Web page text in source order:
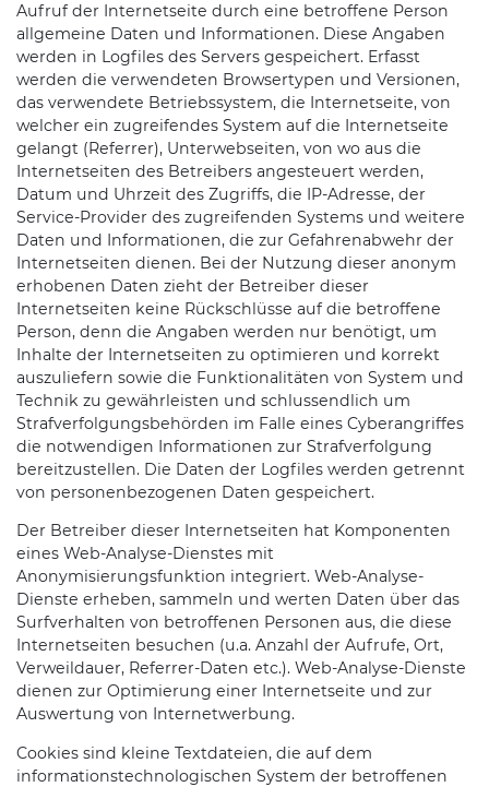
Aufruf der Internetseite durch eine betroffene Person
allgemeine Daten und Informationen. Diese Angaben
werden in Logfiles des Servers gespeichert. Erfasst
werden die verwendeten Browsertypen und Versionen,
das verwendete Betriebssystem, die Internetseite, von
welcher ein zugreifendes System auf die Internetseite
gelangt (Referrer), Unterwebseiten, von wo aus die
Internetseiten des Betreibers angesteuert werden,
Datum und Uhrzeit des Zugriffs, die IP-Adresse, der
Service-Provider des zugreifenden Systems und weitere
Daten und Informationen, die zur Gefahrenabwehr der
Internetseiten dienen. Bei der Nutzung dieser anonym
erhobenen Daten zieht der Betreiber dieser
Internetseiten keine Rückschlüsse auf die betroffene
Person, denn die Angaben werden nur benötigt, um
Inhalte der Internetseiten zu optimieren und korrekt
auszuliefern sowie die Funktionalitäten von System und
Technik zu gewährleisten und schlussendlich um
Strafverfolgungsbehörden im Falle eines Cyberangriffes
die notwendigen Informationen zur Strafverfolgung
bereitzustellen. Die Daten der Logfiles werden getrennt
von personenbezogenen Daten gespeichert.
Der Betreiber dieser Internetseiten hat Komponenten
eines Web-Analyse-Dienstes mit
Anonymisierungsfunktion integriert. Web-Analyse-
Dienste erheben, sammeln und werten Daten über das
Surfverhalten von betroffenen Personen aus, die diese
Internetseiten besuchen (u.a. Anzahl der Aufrufe, Ort,
Verweildauer, Referrer-Daten etc.). Web-Analyse-Dienste
dienen zur Optimierung einer Internetseite und zur
Auswertung von Internetwerbung.
Cookies sind kleine Textdateien, die auf dem
informationstechnologischen System der betroffenen